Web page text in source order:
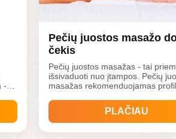
Pečių juostos masažo
čekis
Pečių juostos masažas - tai
išsivaduoti nuo įtampos. Pečių
masažas rekomenduojamas
ypač tiems, kurie ilgesnį laiką dirba
kompiuteriu ar kitaip nuolat
kenčia skausmą pečių juostos
srityje. Šis masažas puikus susi
PLAČIAU